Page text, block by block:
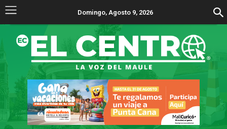
Domingo, Agosto 9, 2026